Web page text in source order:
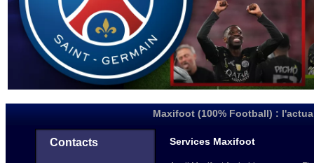
Maxifoot (100% Football) :
Contacts Services Maxifoot